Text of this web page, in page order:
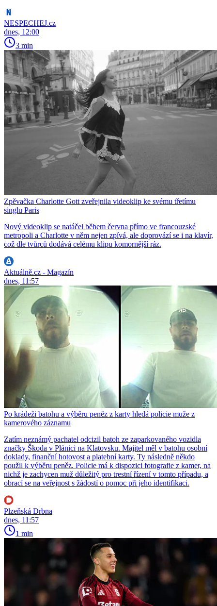
NESPECHEJ.cz
dnes, 12:00
3 min
Zpěvačka Charlotte Gott zveřejnila videoklip ke svému třetímu
singlu Paris
Nový videoklip se natáčel během června přímo ve francouzské
metropoli a Charlotte v něm nejen zpívá, ale doprovází se i na klavír,
což dle tvůrců dodává celému klipu komornější ráz.
Aktuálně.cz - Magazín
dnes, 11:57
Po krádeži batohu a výběru peněz z karty hledá policie muže z
kamerového záznamu
Zatím neznámý pachatel odcizil batoh ze zaparkovaného vozidla
značky Škoda v Plánici na Klatovsku. Majitel měl v batohu osobní
doklady, finanční hotovost a platební karty. Ty následně někdo
použil k výběru peněz. Policie má k dispozici fotografie z kamer, na
nichž je zachycen muž důležitý pro trestní řízení v tomto případu, a
obrací se na veřejnost s žádostí o pomoc při jeho identifikaci.
Plzeňská Drbna
dnes, 11:57
1 min